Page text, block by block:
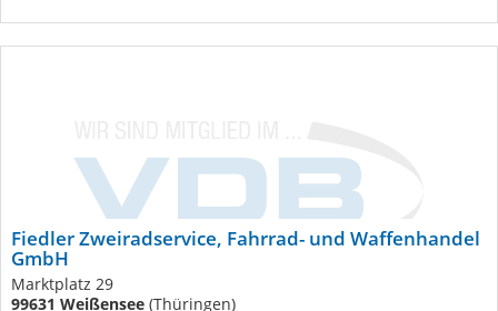
Fiedler Zweiradservice, Fahrrad- und Waffenhandel
GmbH
Marktplatz 29
99631 Weißensee (Thüringen)